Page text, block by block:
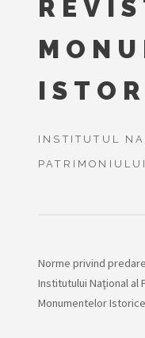
INSTITUTUL
PATRIMONIULUI
Norme privind
Institutului Naţional al
Monumentelor